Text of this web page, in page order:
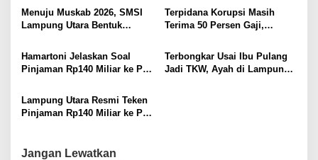
Kepastian Hukum Tak Boleh
Berlarut
Menuju Muskab 2026, SMSI
Lampung Utara Bentuk
Kepengurusan
Terpidana Korupsi Masih
Terima 50 Persen Gaji,
Tunggu Keputusan BKN
Hamartoni Jelaskan Soal
Pinjaman Rp140 Miliar ke PT
Perbaikan Jalan Butuh Waktu
Bertahun-tahun
Terbongkar Usai Ibu Pulang
Jadi TKW, Ayah di Lampung
Lampung Utara Resmi Teken
Pinjaman Rp140 Miliar ke PT
Jangan Lewatkan